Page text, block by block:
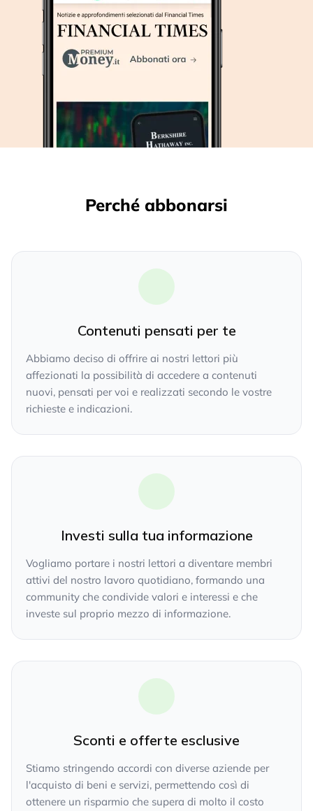
Perché abbonarsi
Contenuti pensati per te
Abbiamo deciso di offrire ai nostri lettori più
affezionati la possibilità di accedere a contenuti
nuovi, pensati per voi e realizzati secondo le vostre
richieste e indicazioni.
Investi sulla tua informazione
Vogliamo portare i nostri lettori a diventare membri
attivi del nostro lavoro quotidiano, formando una
community che condivide valori e interessi e che
investe sul proprio mezzo di informazione.
Sconti e offerte esclusive
Stiamo stringendo accordi con diverse aziende per
l'acquisto di beni e servizi, permettendo così di
ottenere un risparmio che supera di molto il costo